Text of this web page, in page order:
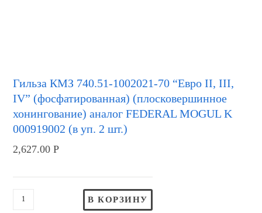
Гильза КМЗ 740.51-1002021-70 “Евро II, III,
IV” (фосфатированная) (плосковершинное
хонингование) аналог FEDERAL MOGUL K
000919002 (в уп. 2 шт.)
2,627.00Р
В КОРЗИНУ